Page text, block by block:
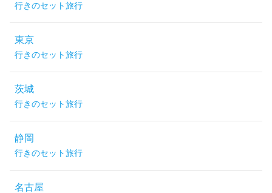
行きのセット旅行
東京
行きのセット旅行
茨城
行きのセット旅行
静岡
行きのセット旅行
名古屋